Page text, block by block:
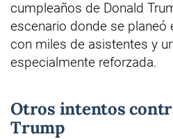
cumpleaños de Donald
escenario donde se planeó
con miles de asistentes y
especialmente reforzada.
Otros intentos
Trump